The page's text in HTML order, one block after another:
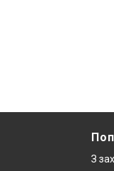
З